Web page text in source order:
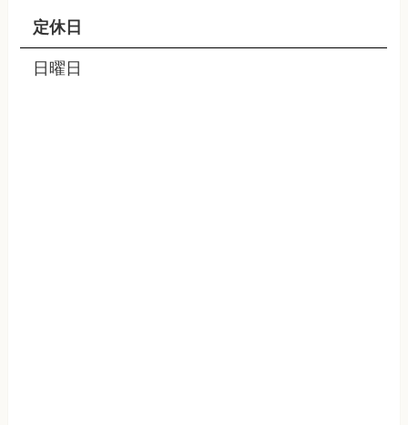
定休日
日曜日